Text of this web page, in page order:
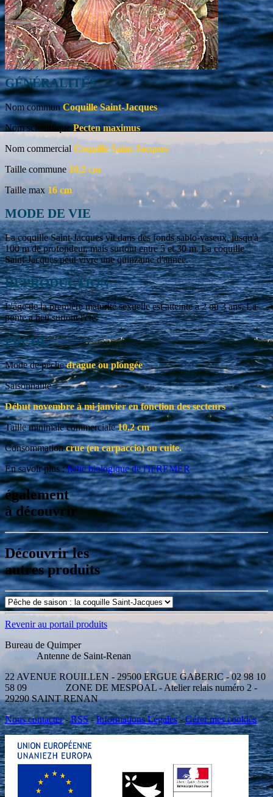
GÉNÉRALITÉS
Nom commun Coquille Saint-Jacques
Nom scientifiquePecten maximus
Nom commercial Coquille Saint-Jacques
Taille commune 10,2 cm
Taille max 16 cm
MODE DE VIE
La coquille Saint-Jacques vit dans des fonds sablo-vaseux, jusqu'à
100 m de profondeur, mais surtout entre 5 et 30 m. La coquille
Saint-Jacques peut vivre une quinzaine d'année.
REPRODUCTION
L'âge de la première maturité sexuelle est atteinte à 2 ou 3 ans. La
ponte a lieu surtout l'été.
PÊCHE
Mode de pêchedrague ou plongée
Saisonnalité
Début novembre à mi janvier en fonction des secteurs
Taille minimale commerciale10,2 cm
Consommationcrue (en carpaccio) ou cuite.
En savoir plus :fiche biologique de l'IFREMER
également
à découvrir
Découvrir les
autres produits
Revenir au portail produits
Bureau de Quimper
Antenne de Saint-Renan
22 AVENUE ROUILLEN - 29500 ERGUE GABERIC - 02 98 10
58 09 ZONE DE MESPOAL - Atelier relais numéro 2 -
29290 SAINT RENAN
Nous contacter-RSS-Informations Légales-Gérer mes cookies